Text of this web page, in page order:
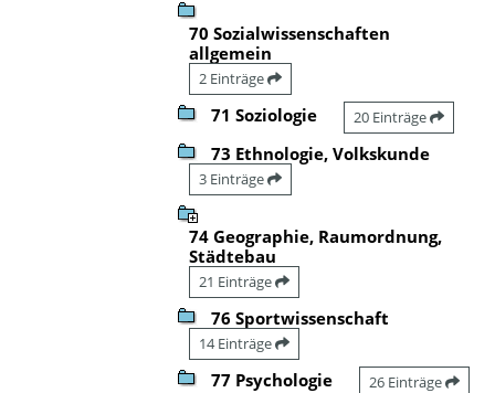
70 Sozialwissenschaften
allgemein
2 Einträge
71 Soziologie 20 Einträge
73 Ethnologie, Volkskunde
3 Einträge
74 Geographie, Raumordnung,
Städtebau
21 Einträge
76 Sportwissenschaft
14 Einträge
77 Psychologie 26 Einträge